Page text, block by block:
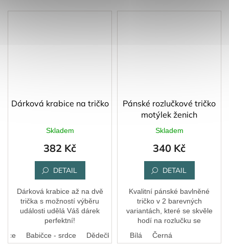
Dárková krabice na tričko
Skladem
382 Kč
DETAIL
Dárková krabice až na dvě
trička s možností výběru
události udělá Váš dárek
perfektní!
Babičce - srdce Dědečkovi - srdce Vzor z trička
Pánské rozlučkové tričko
motýlek ženich
Skladem
340 Kč
DETAIL
Kvalitní pánské bavlněné
tričko v 2 barevných
variantách, které se skvěle
hodí na rozlučku se
svobodou.
Bílá Černá